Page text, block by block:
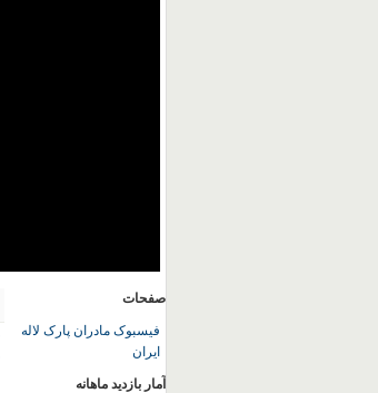
صفحات
فیسبوک مادران پارک لاله
ایران
آمار بازدید ماهانه